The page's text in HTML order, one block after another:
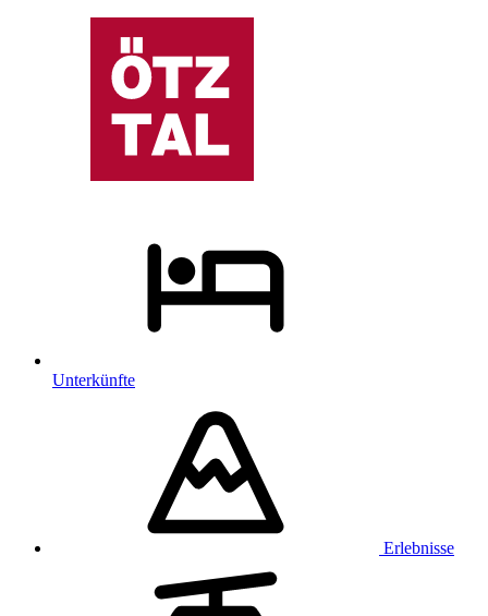
Unterkünfte
Erlebnisse